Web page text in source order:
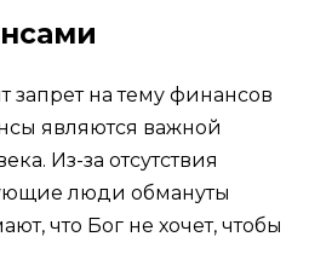
запрет на тему финансов
являются важной
Из-за отсутствия
люди обмануты
что Бог не хочет, чтобы